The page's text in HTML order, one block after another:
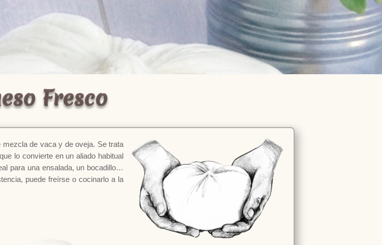
Fresco
de vaca y de oveja. Se trata
lo convierte en un aliado habitual
para una ensalada, un bocadillo…
puede freírse o cocinarlo a la